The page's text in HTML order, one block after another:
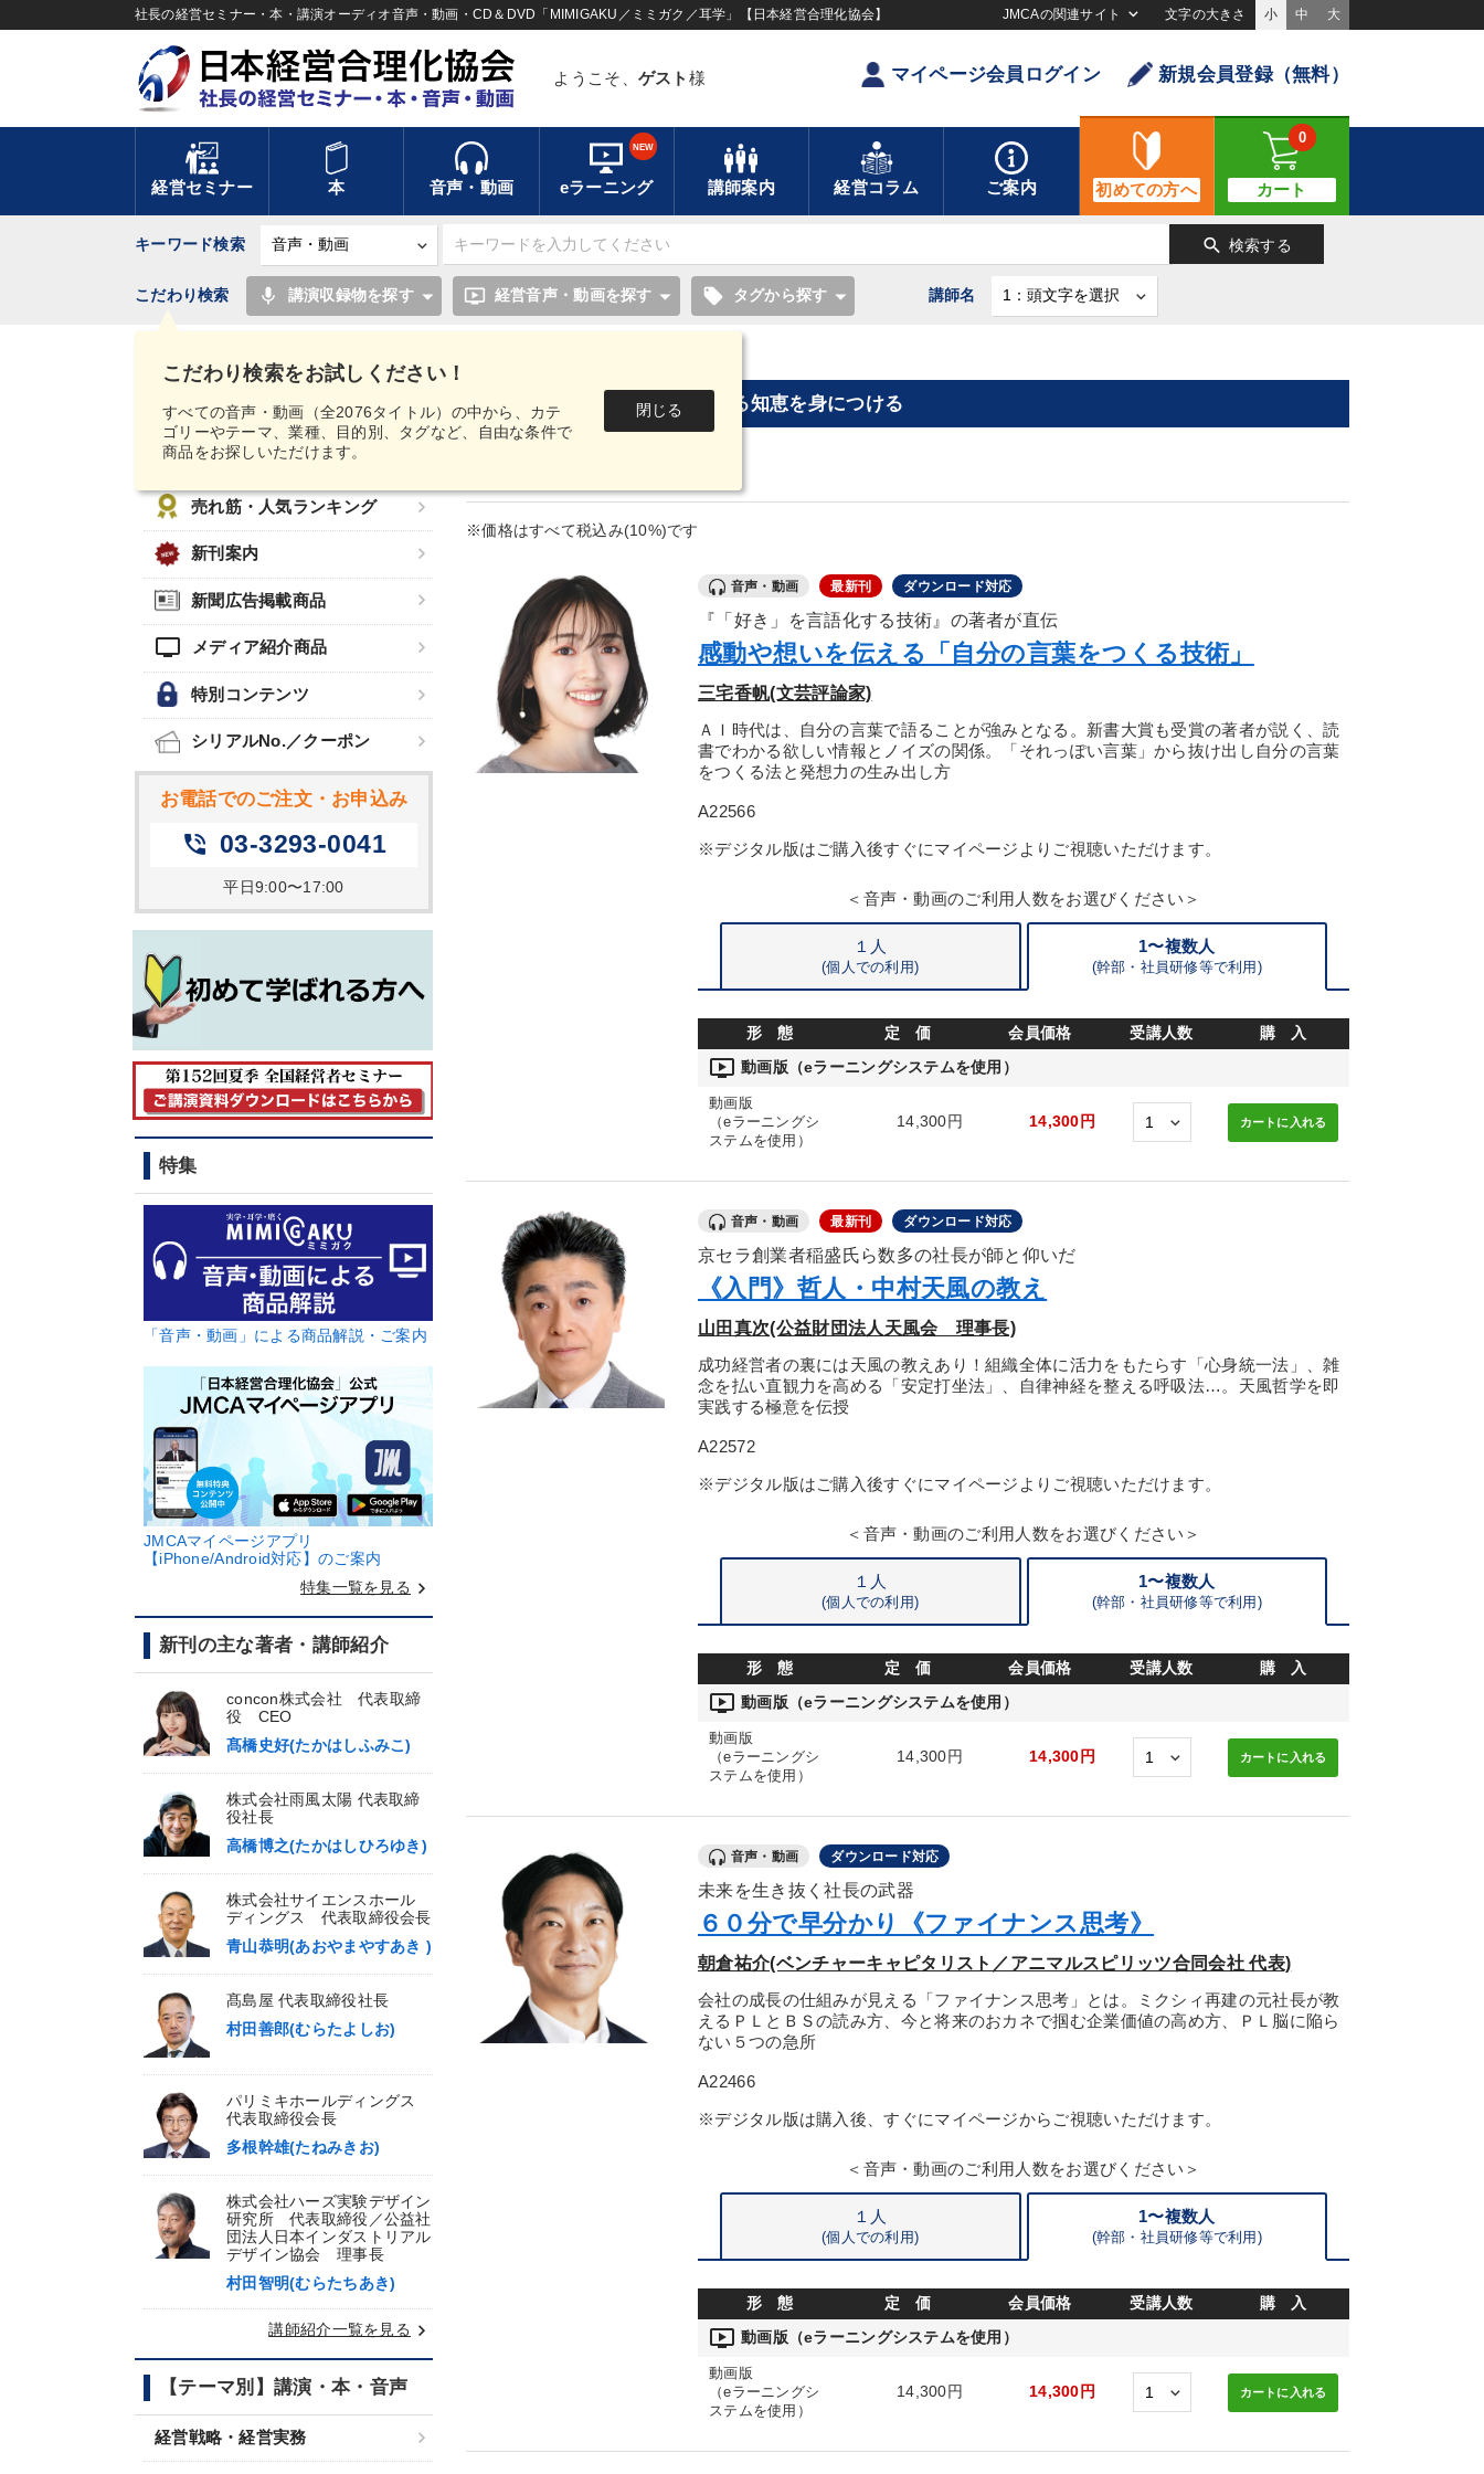
社長の経営セミナー・本・講演オーディオ音声・動画・CD＆DVD「MIMIGAKU／ミミガク／耳学」【日本経営合理化協会】 JMCAの関連サイト 文字の大きさ 小 中 大
ようこそ、 ゲスト 様 マイページ会員ログイン 新規会員登録（無料）
経営セミナー 本 音声・動画 eラーニング
NEW
講師案内 経営コラム ご案内 初めての方へ カート
0
キーワード検索 search 検索する
こだわり検索をお試しください！
すべての音声・動画（全2076タイトル）の中から、カテ
ゴリーやテーマ、業種、目的別、タグなど、自由な条件で
商品をお探しいただけます。
閉じる
こだわり検索 mic 講演収録物を探す ondemand_video 経営音声・動画を探す local_offer タグから探す 講師名
サイト総合案内
初めての方へ
売れ筋・人気ランキング
新刊案内
新聞広告掲載商品
tv メディア紹介商品
特別コンテンツ
シリアルNo.／クーポン
お電話でのご注文・お申込み
phone_in_talk 03-3293-0041
平日9:00〜17:00
特集
「音声・動画」による商品解説・ご案内
JMCAマイページアプリ
【iPhone/Android対応】のご案内
特集一覧を見る keyboard_arrow_right
新刊の主な著者・講師紹介
concon株式会社 代表取締
役 CEO
髙橋史好(たかはしふみこ)
株式会社雨風太陽 代表取締
役社長
高橋博之(たかはしひろゆき)
株式会社サイエンスホール
ディングス 代表取締役会長
青山恭明(あおやまやすあき )
髙島屋 代表取締役社長
村田善郎(むらたよしお)
パリミキホールディングス
代表取締役会長
多根幹雄(たねみきお)
株式会社ハーズ実験デザイン
研究所 代表取締役／公益社
団法人日本インダストリアル
デザイン協会 理事長
村田智明(むらたちあき)
講師紹介一覧を見る keyboard_arrow_right
【テーマ別】講演・本・音声
経営戦略・経営実務
仕事のスキルと人間力を高める知恵を身につける
※価格はすべて税込み(10%)です
音声・動画 最新刊 ダウンロード対応
『「好き」を言語化する技術』の著者が直伝
感動や想いを伝える「自分の言葉をつくる技術」
三宅香帆(文芸評論家)
ＡＩ時代は、自分の言葉で語ることが強みとなる。新書大賞も受賞の著者が説く、読
書でわかる欲しい情報とノイズの関係。「それっぽい言葉」から抜け出し自分の言葉
をつくる法と発想力の生み出し方
A22566
※デジタル版はご購入後すぐにマイページよりご視聴いただけます。
＜音声・動画のご利用人数をお選びください＞
１人
(個人での利用)
1〜複数人
(幹部・ 社員研修等で利用)
形 態 定 価 会員価格 受講人数 購 入
ondemand_video 動画版（eラーニングシステムを使用）
動画版
（eラーニングシ
ステムを使用）
14,300円 14,300円 カートに 入れる
音声・動画 最新刊 ダウンロード対応
京セラ創業者稲盛氏ら数多の社長が師と仰いだ
《入門》哲人・中村天風の教え
山田真次(公益財団法人天風会 理事長)
成功経営者の裏には天風の教えあり！組織全体に活力をもたらす「心身統一法」、雑
念を払い直観力を高める「安定打坐法」、自律神経を整える呼吸法…。天風哲学を即
実践する極意を伝授
A22572
※デジタル版はご購入後すぐにマイページよりご視聴いただけます。
＜音声・動画のご利用人数をお選びください＞
１人
(個人での利用)
1〜複数人
(幹部・ 社員研修等で利用)
形 態 定 価 会員価格 受講人数 購 入
ondemand_video 動画版（eラーニングシステムを使用）
動画版
（eラーニングシ
ステムを使用）
14,300円 14,300円 カートに 入れる
音声・動画 ダウンロード対応
未来を生き抜く社長の武器
６０分で早分かり《ファイナンス思考》
朝倉祐介(ベンチャーキャピタリスト／アニマルスピリッツ合同会社 代表)
会社の成長の仕組みが見える「ファイナンス思考」とは。ミクシィ再建の元社長が教
えるＰＬとＢＳの読み方、今と将来のおカネで掴む企業価値の高め方、ＰＬ脳に陥ら
ない５つの急所
A22466
※デジタル版は購入後、すぐにマイページからご視聴いただけます。
＜音声・動画のご利用人数をお選びください＞
１人
(個人での利用)
1〜複数人
(幹部・ 社員研修等で利用)
形 態 定 価 会員価格 受講人数 購 入
ondemand_video 動画版（eラーニングシステムを使用）
動画版
（eラーニングシ
ステムを使用）
14,300円 14,300円 カートに 入れる